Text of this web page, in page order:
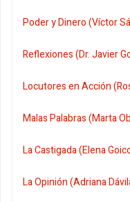
Poder y Dinero (Víctor
Reflexiones (Dr. Javier
Locutores en Acción
Malas Palabras (Marta
La Castigada (Elena
La Opinión (Adriana